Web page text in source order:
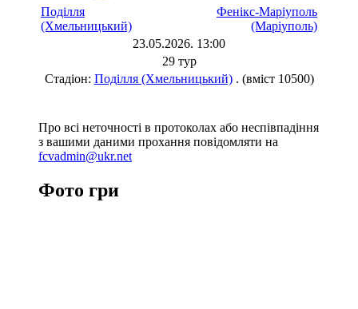
Поділля
(Хмельницький)
Фенікс-Маріуполь
(Маріуполь)
23.05.2026. 13:00
29 тур
Стадіон: Поділля (Хмельницький). (вміст 10500)
Про всі неточності в протоколах або неспівпадіння
з вашими даними прохання повідомляти на
fcvadmin@ukr.net
Фото гри